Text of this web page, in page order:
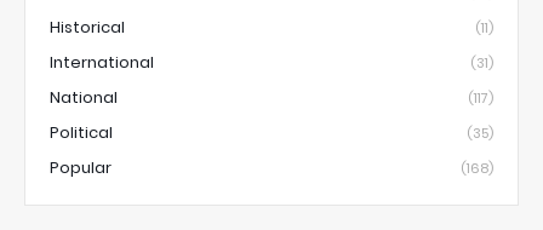
Historical (11)
International (31)
National (117)
Political (35)
Popular (168)